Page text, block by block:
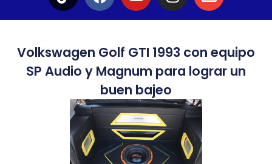
Volkswagen Golf GTI 1993 con equipo
SP Audio y Magnum para lograr un
buen bajeo